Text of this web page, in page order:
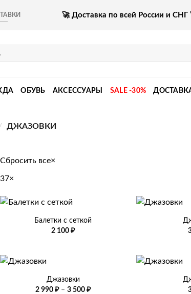
🚀 Доставка по всей России и СНГ
ОБУВЬ АКСЕССУАРЫ SALE -30%
ДЖАЗОВКИ
Сбросить все×
37×
+
Балетки с сеткой
2 100₽
+
+
Джазовки
2 990₽ – 3 500₽Диапазон
+